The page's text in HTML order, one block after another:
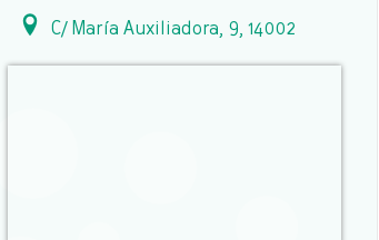
C/ María Auxiliadora, 9, 14002